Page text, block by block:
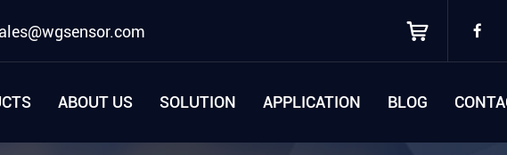
ABOUT US SOLUTION APPLICATION BLOG